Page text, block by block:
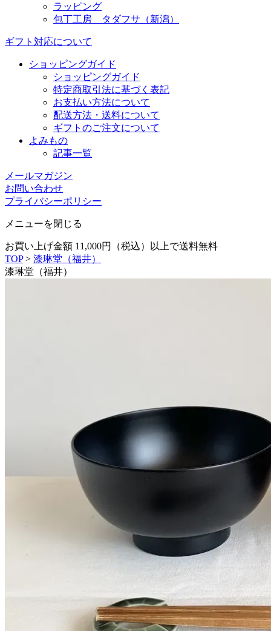
ラッピング
包丁工房 タダフサ（新潟）
ギフト対応について
ショッピングガイド
ショッピングガイド
特定商取引法に基づく表記
お支払い方法について
配送方法・送料について
ギフトのご注文について
よみもの
記事一覧
メールマガジン
お問い合わせ
プライバシーポリシー
メニューを閉じる
お買い上げ金額 11,000円（税込）以上で送料無料
TOP> 漆琳堂（福井）
漆琳堂（福井）